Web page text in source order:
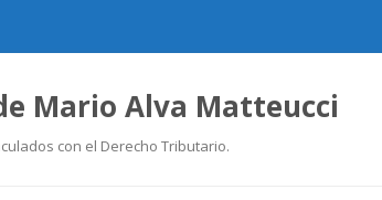
Mario Alva Matteucci
con el Derecho Tributario.